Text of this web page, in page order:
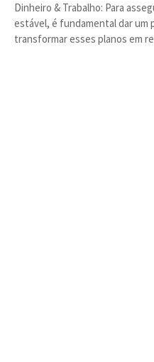
Dinheiro & Trabalho: Para
estável, é fundamental dar um
transformar esses planos em